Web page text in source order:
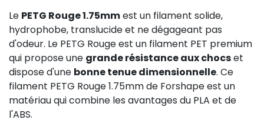
Le PETG Rouge 1.75mmest un filament solide,
hydrophobe, translucide et ne dégageant pas
d'odeur. Le PETG Rouge est un filament PET premium
qui propose une grande résistance aux chocset
dispose d'une bonne tenue dimensionnelle. Ce
filament PETG Rouge 1.75mm de Forshape est un
matériau qui combine les avantages du PLA et de
l'ABS.